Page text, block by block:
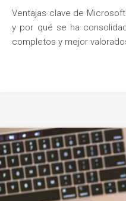
Ventajas clave de
y por qué se ha
completos y mejor